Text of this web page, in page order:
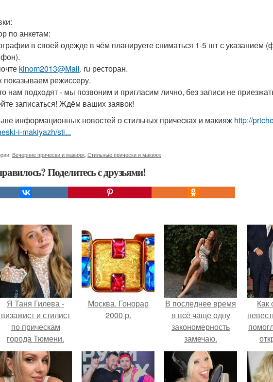
по анкетам:
в своей одежде в чём планируете сниматься 1-5 шт с указанием
kinom2013@Mail. ru ресторан.
показываем режиссеру.
нам подходят - мы позвоним и пригласим лично, без записи не
записаться! Ждём ваших заявок!
информационных новостей о стильных прическах и макияж http://
i-makiyazh/sti...
Вечерние прически и макияж Стильные прически и макияж
Поделитесь с друзьями!
Я Таня Гилева -
визажист и стилист
по прическам
города Тюмени.
Москва. Гонорар
2000 р.
В последнее время
я всё чаще одну
закономерность
замечаю.
Как